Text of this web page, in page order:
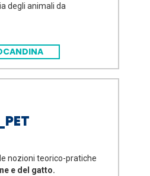
degli animali da
nozioni teorico-pratiche
e del gatto.